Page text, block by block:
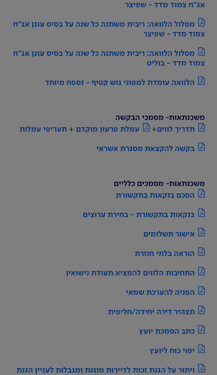
אג"ח צמוד מדד - שפיצר
מסלול הלוואה: ריבית משתנה כל שנה על בסיס עוגן אג"ח
צמוד מדד - שפיצר
מסלול הלוואה: ריבית משתנה כל שנה על בסיס עוגן אג"ח
צמוד מדד - בוליט
הלוואה עומדת למפוני גוש קטיף - נספח מיוחד
משכנתאות- מסמכי הבקשה
תדריך לווים+ עמלת פרעון מוקדם + תעריפי עמלות
בקשה להקצאת מסגרת אשראי
משכנתאות- מסמכים כלליים
הסכם בנקאות בתקשורת
בנקאות בתקשורת - בחירת ערוצים
אישור תשלומים
הוראה בלתי חוזרת
התחיבות הלווים להמציא תעודת נישואין
הפניה להערכת שמאי
תצהיר דירה יחידה/חליפית
כתב הסמכת יועץ
יפוי כוח ליועץ
ויתור על הגנת זכות לדיירות מוגנת ומגבלות לעניין הגנת